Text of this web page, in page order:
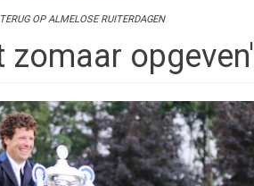
OP ALMELOSE RUITERDAGEN
zomaar opgeven'